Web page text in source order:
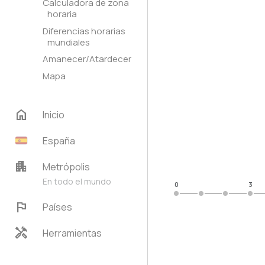
Calculadora de zona
horaria
Diferencias horarias
mundiales
Amanecer/Atardecer
Mapa
home
Inicio
España
apartment Metrópolis
En todo el mundo
flag Países
handyman Herramientas
0 3